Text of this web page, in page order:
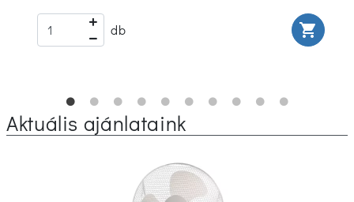
db shopping_cart
Aktuális ajánlataink